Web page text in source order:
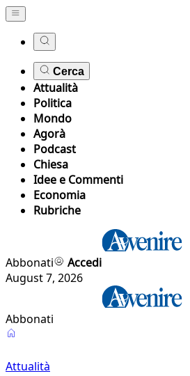
Cerca
Attualità
Politica
Mondo
Agorà
Podcast
Chiesa
Idee e Commenti
Economia
Rubriche
Abbonati
Accedi
August 7, 2026
Abbonati
Attualità